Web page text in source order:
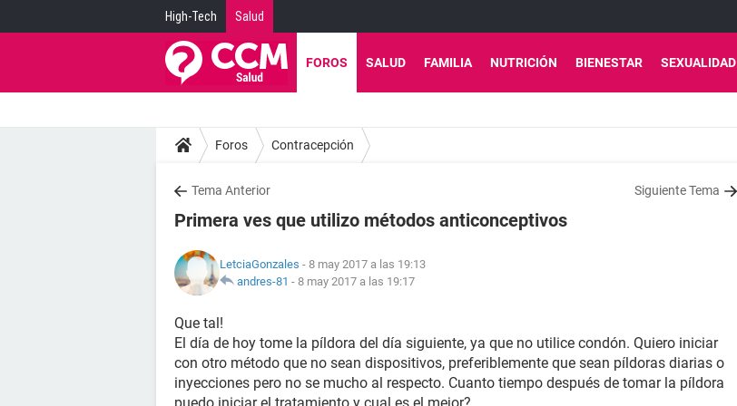
High-Tech Salud
FOROS SALUD FAMILIA NUTRICIÓN BIENESTAR SEXUALIDAD
Foros Contracepción
Tema Anterior Siguiente Tema
Primera ves que utilizo métodos anticonceptivos
LetciaGonzales - 8 may 2017 a las 19:13
andres-81 - 8 may 2017 a las 19:17
Que tal!
El día de hoy tome la píldora del día siguiente, ya que no utilice condón. Quiero iniciar
con otro método que no sean dispositivos, preferiblemente que sean píldoras diarias o
inyecciones pero no se mucho al respecto. Cuanto tiempo después de tomar la píldora